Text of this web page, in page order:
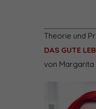
Theorie und
DAS GUTE
von Margarita